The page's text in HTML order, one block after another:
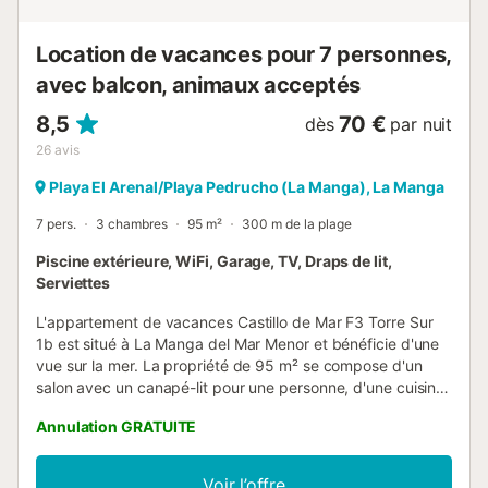
Location de vacances pour 7 personnes,
avec balcon, animaux acceptés
8,5
26 avis
dès 70 € par nuit
Playa El Arenal/Playa Pedrucho (La Manga), La Manga
7 pers. 3 chambres 95 m² 300 m de la plage
Piscine extérieure, WiFi, Garage, TV, Draps de lit,
Serviettes
L'appartement de vacances Castillo de Mar F3 Torre Sur
1b est situé à La Manga del Mar Menor et bénéficie d'une
vue sur la mer. La propriété de 95 m² se compose d'un
salon avec un canapé-lit pour une personne, d'une cuisine
peut donc accueillir 7 personnes. Les équipements
supplémentaires comprennent un Wi-Fi haut débit
(permettant les appels vidéo), une télévision ainsi qu'une
Annulation GRATUITE